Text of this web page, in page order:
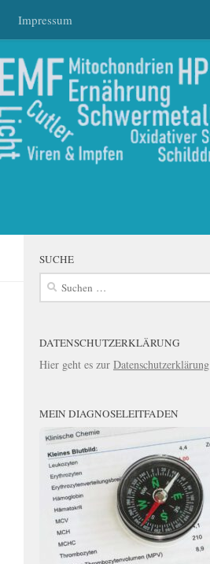
Impressum
SUCHE
Suchen
DATENSCHUTZERKLÄRUNG
Hier geht es zur Datenschutzerklärung
MEIN DIAGNOSELEITFADEN